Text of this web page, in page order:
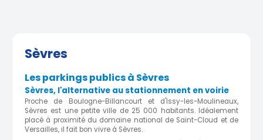
Sèvres
Les parkings publics à Sèvres
Sèvres, l'alternative au stationnement en voirie
Proche de Boulogne-Billancourt et d'Issy-les-Moulineaux,
Sèvres est une petite ville de 25 000 habitants. Idéalement
placé à proximité du domaine national de Saint-Cloud et de
Versailles, il fait bon vivre à Sèvres.